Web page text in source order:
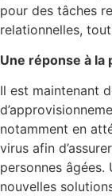
pour des tâches
relationnelles,
Une réponse à la
Il est maintenant
notamment en
virus afin
personnes âgées.
nouvelles